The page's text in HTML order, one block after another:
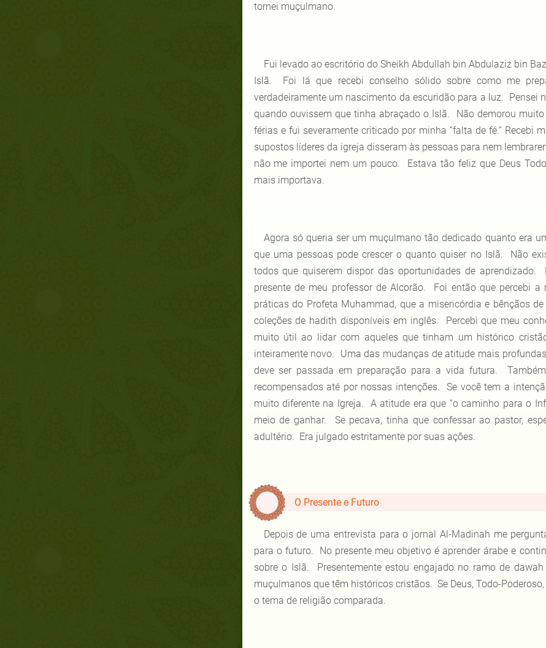
tornei muçulmano.
Fui levado ao escritório do Sheikh Abdullah bin Abdulaziz bin
Islã. Foi lá que recebi conselho sólido sobre como me
verdadeiramente um nascimento da escuridão para a luz. Pensei
quando ouvissem que tinha abraçado o Islã. Não demorou
férias e fui severamente criticado por minha “falta de fé.” Recebi
supostos líderes da igreja disseram às pessoas para nem
não me importei nem um pouco. Estava tão feliz que Deus
mais importava.
Agora só queria ser um muçulmano tão dedicado quanto era
que uma pessoas pode crescer o quanto quiser no Islã. Não
todos que quiserem dispor das oportunidades de
presente de meu professor de Alcorão. Foi então que percebi
práticas do Profeta Muhammad, que a misericórdia e bênçãos
coleções de hadith disponíveis em inglês. Percebi que meu
muito útil ao lidar com aqueles que tinham um histórico
inteiramente novo. Uma das mudanças de atitude mais
deve ser passada em preparação para a vida futura.
recompensados até por nossas intenções. Se você tem a
muito diferente na Igreja. A atitude era que “o caminho para o
meio de ganhar. Se pecava, tinha que confessar ao pastor,
adultério. Era julgado estritamente por suas ações.
O Presente e Futuro
Depois de uma entrevista para o jornal Al-Madinah me
para o futuro. No presente meu objetivo é aprender árabe e
sobre o Islã. Presentemente estou engajado no ramo de
muçulmanos que têm históricos cristãos. Se Deus, Todo-
o tema de religião comparada.